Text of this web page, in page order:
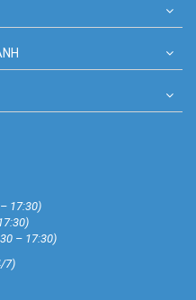
17:30)
– 17:30)
7)